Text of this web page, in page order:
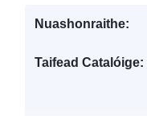
Nuashonraithe:
Taifead Catalóige: